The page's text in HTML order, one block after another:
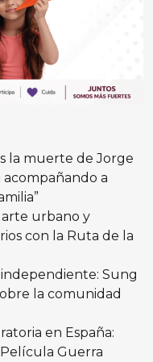
la muerte de Jorge
acompañando a
urbano y
con la Ruta de la
independiente: Sung
la comunidad
en España:
Guerra